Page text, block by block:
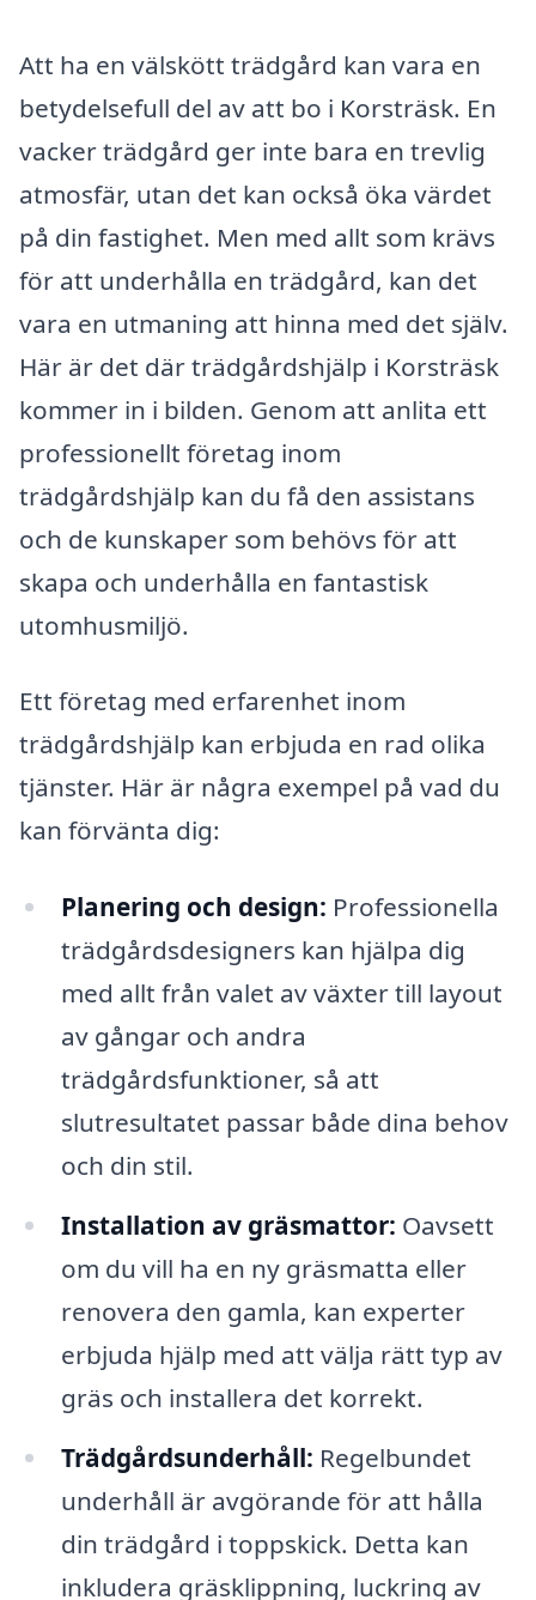
Att ha en välskött trädgård kan vara en
betydelsefull del av att bo i Korsträsk. En
vacker trädgård ger inte bara en trevlig
atmosfär, utan det kan också öka värdet
på din fastighet. Men med allt som krävs
för att underhålla en trädgård, kan det
vara en utmaning att hinna med det själv.
Här är det där trädgårdshjälp i Korsträsk
kommer in i bilden. Genom att anlita ett
professionellt företag inom
trädgårdshjälp kan du få den assistans
och de kunskaper som behövs för att
skapa och underhålla en fantastisk
utomhusmiljö.
Ett företag med erfarenhet inom
trädgårdshjälp kan erbjuda en rad olika
tjänster. Här är några exempel på vad du
kan förvänta dig:
Planering och design: Professionella
trädgårdsdesigners kan hjälpa dig
med allt från valet av växter till layout
av gångar och andra
trädgårdsfunktioner, så att
slutresultatet passar både dina behov
och din stil.
Installation av gräsmattor: Oavsett
om du vill ha en ny gräsmatta eller
renovera den gamla, kan experter
erbjuda hjälp med att välja rätt typ av
gräs och installera det korrekt.
Trädgårdsunderhåll: Regelbundet
underhåll är avgörande för att hålla
din trädgård i toppskick. Detta kan
inkludera gräsklippning, luckring av